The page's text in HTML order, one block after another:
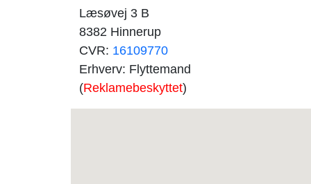
Læsøvej 3 B
8382 Hinnerup
CVR: 16109770
Erhverv: Flyttemand
(Reklamebeskyttet)